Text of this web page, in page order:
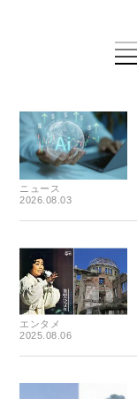
ニュース
2026.08.03
エンタメ
2025.08.06